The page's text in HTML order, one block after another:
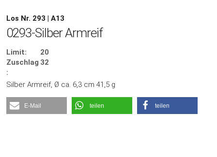
Los Nr. 293 | A13
0293-Silber Armreif
Limit:
20
Zuschlag
:
32
Silber Armreif, Ø ca. 6,3 cm 41,5 g
E-Mail teilen teilen